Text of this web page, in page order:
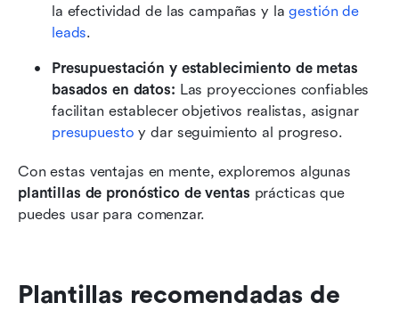
la efectividad de las campañas y la gestión de
leads.
Presupuestación y establecimiento de metas
basados en datos: Las proyecciones confiables
facilitan establecer objetivos realistas, asignar
presupuesto y dar seguimiento al progreso.
plantillas de pronóstico de ventas prácticas que
puedes usar para comenzar.
Plantillas recomendadas de